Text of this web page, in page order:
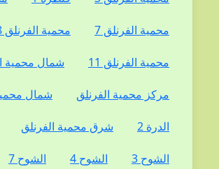
محمية الفرنلق 7 محمية الفرنلق 8
محمية الفرنلق 11 شمال محمية
مركز محمية الفرنلق شمال
الدرة 2 شرق محمية الفرنلق
الشوح 3 الشوح 4 الشوح 7